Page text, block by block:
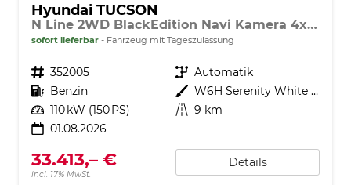
Hyundai TUCSON
N Line 2WD BlackEdition Navi Kamera 4xSHZ Pano ACC
sofort lieferbar Fahrzeug mit Tageszulassung
Fahrzeugnr. 352005 Getriebe Automatik
Kraftstoff Benzin Außenfarbe
W6H Serenity White Pearl
Leistung 110 kW (150 PS) Kilometerstand 9 km
01.08.2026
33.413,– €
incl. 17% MwSt.
Details